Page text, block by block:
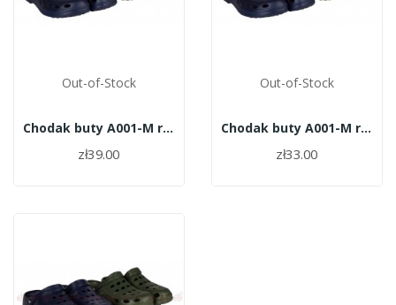
Out-of-Stock
Chodak buty A001-M roz.45
zł39.00
Out-of-Stock
Chodak buty A001-M roz.43
zł33.00